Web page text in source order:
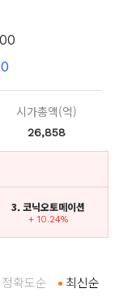
시가총액(억)
26,858
3. 코닉오토메이션
+ 10.24%
최신순
정확도순